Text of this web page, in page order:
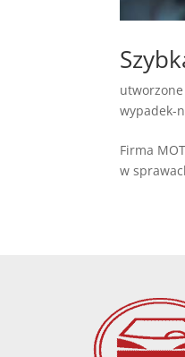
wypadek-
Firma
w